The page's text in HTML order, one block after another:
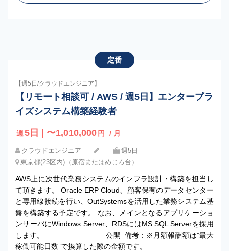
定番
【週5日/クラウドエンジニア】
【リモート相談可 / AWS / 週5日】エンタープラ
イズシステム構築経験者
週 5日 | 〜1,010,000 円 / 月
クラウドエンジニア
週5日
東京都(23区内)（原宿またはめじろ台）
AWS上に次世代業務システムのインフラ設計・構築を担当し
て頂きます。 Oracle ERP Cloud、顧客保有のデータセンター
と専用線接続を行い、OutSystemsを活用した業務システム基
盤を構築する予定です。 なお、メインとなるアプリケーショ
ンサーバにWindows Server、RDSにはMS SQL Serverを採用
します。 公開_備考：※月額報酬額は”最大
稼働可能日数”で換算した際の金額です。